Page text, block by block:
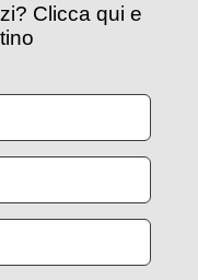
Clicca qui e